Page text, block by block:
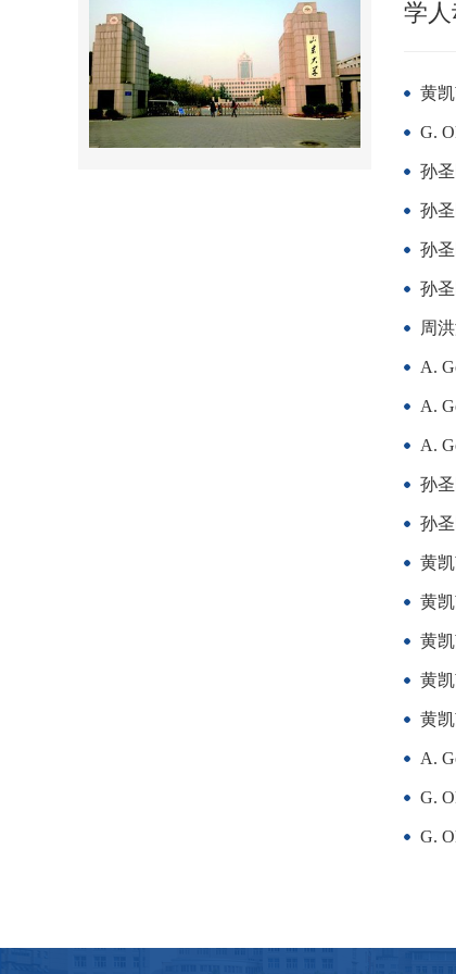
学
黄
G.
孙
孙
孙
孙
周
A.
A.
A.
孙
孙
黄
黄
黄
黄
黄
A.
G.
G.